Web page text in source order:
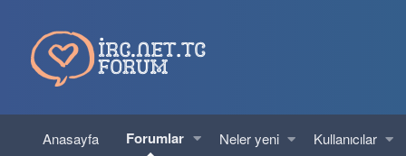
Anasayfa Forumlar Neler yeni Kullanıcılar